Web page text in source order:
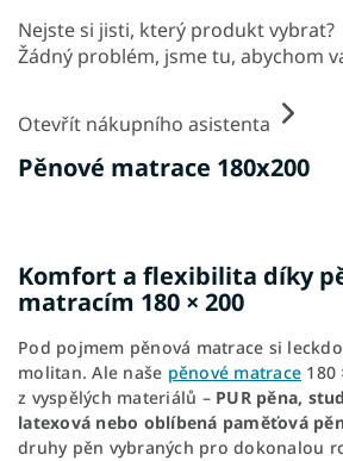
Pěnové matrace 180x200
Nejste si jisti, který produkt vybrat?
Žádný problém, jsme tu, abychom
Otevřít nákupního asistenta
Komfort a flexibilita díky
matracím 180 × 200
Pod pojmem pěnová matrace si
molitan. Ale naše pěnové matrace 180
z vyspělých materiálů – PUR pěna,
latexová nebo oblíbená paměťová
druhy pěn vybraných pro dokonalou